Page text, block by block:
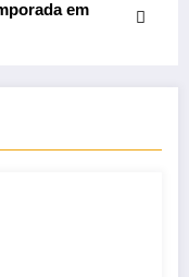
em